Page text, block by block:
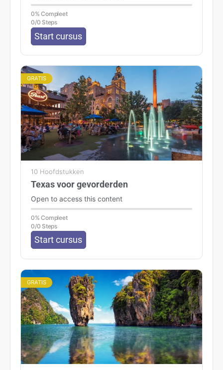
0% Compleet
0/0 Steps
Start cursus
GRATIS
10 Hoofdstukken
Texas voor gevorderden
Open to access this content
0% Compleet
0/0 Steps
Start cursus
GRATIS